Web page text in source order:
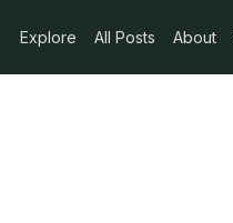
Explore All Posts About